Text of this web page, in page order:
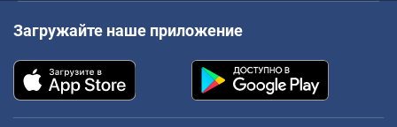
Загружайте наше приложение